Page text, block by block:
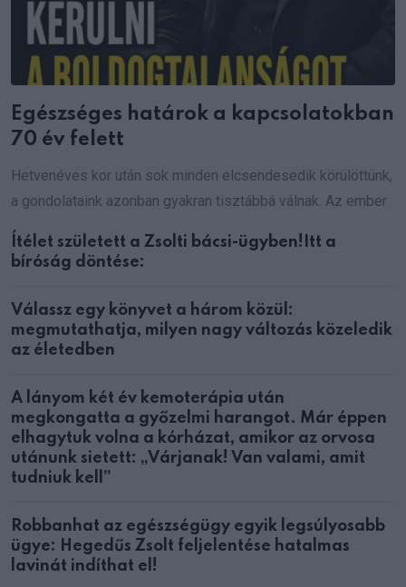
Egészséges határok a kapcsolatokban
70 év felett
Hetvenéves kor után sok minden elcsendesedik körülöttünk,
a gondolataink azonban gyakran tisztábbá válnak. Az ember
Ítélet született a Zsolti bácsi-ügyben!Itt a
bíróság döntése:
Válassz egy könyvet a három közül:
megmutathatja, milyen nagy változás közeledik
az életedben
A lányom két év kemoterápia után
megkongatta a győzelmi harangot. Már éppen
elhagytuk volna a kórházat, amikor az orvosa
utánunk sietett: „Várjanak! Van valami, amit
tudniuk kell”
Robbanhat az egészségügy egyik legsúlyosabb
ügye: Hegedűs Zsolt feljelentése hatalmas
lavinát indíthat el!